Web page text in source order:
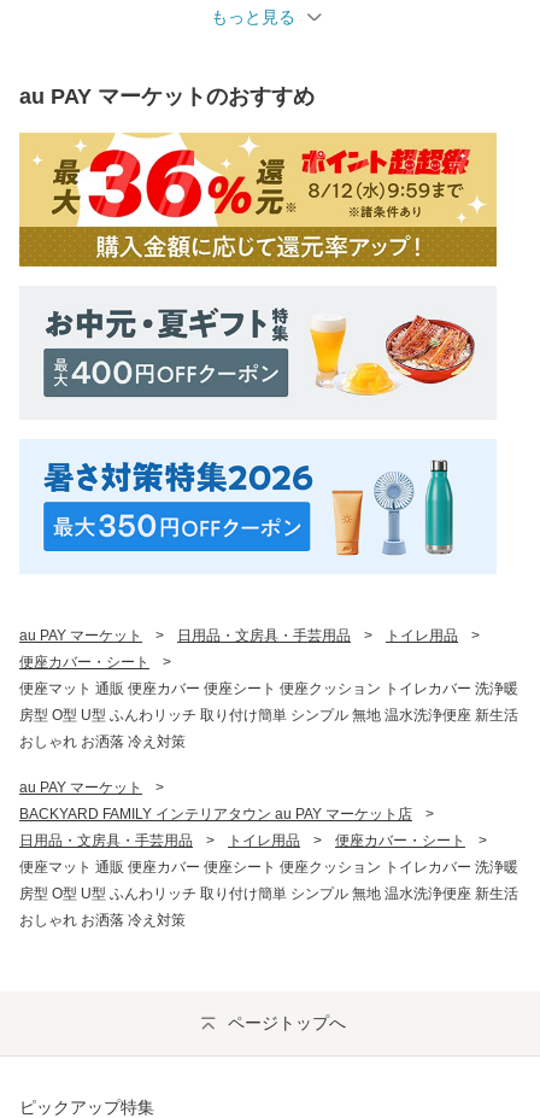
もっと見る
au PAY マーケットのおすすめ
au PAY マーケット > 日用品・文房具・手芸用品 > トイレ用品
>
便座カバー・シート
>
便座マット 通販 便座カバー 便座シート 便座クッション トイレカバー 洗浄暖
房型 O型 U型 ふんわリッチ 取り付け簡単 シンプル 無地 温水洗浄便座 新生活
おしゃれ お洒落 冷え対策
au PAY マーケット
>
BACKYARD FAMILY インテリアタウン au PAY マーケット店
>
日用品・文房具・手芸用品
> トイレ用品 > 便座カバー・シート
>
便座マット 通販 便座カバー 便座シート 便座クッション トイレカバー 洗浄暖
房型 O型 U型 ふんわリッチ 取り付け簡単 シンプル 無地 温水洗浄便座 新生活
おしゃれ お洒落 冷え対策
ページトップへ
ピックアップ特集